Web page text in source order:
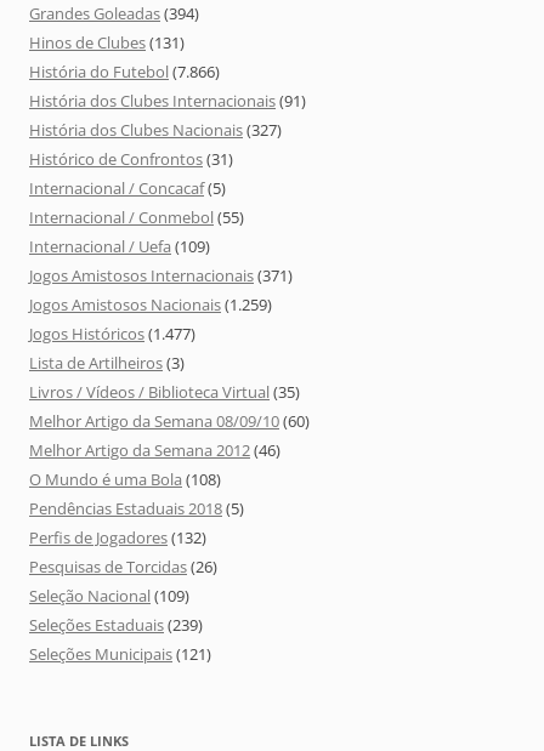
Grandes Goleadas(394)
Hinos de Clubes(131)
História do Futebol(7.866)
História dos Clubes Internacionais(91)
História dos Clubes Nacionais(327)
Histórico de Confrontos(31)
Internacional / Concacaf(5)
Internacional / Conmebol(55)
Internacional / Uefa (109)
Jogos Amistosos Internacionais(371)
Jogos Amistosos Nacionais(1.259)
Jogos Históricos(1.477)
Lista de Artilheiros(3)
Livros / Vídeos / Biblioteca Virtual(35)
Melhor Artigo da Semana 08/09/10(60)
Melhor Artigo da Semana 2012(46)
O Mundo é uma Bola (108)
Pendências Estaduais 2018(5)
Perfis de Jogadores(132)
Pesquisas de Torcidas(26)
Seleção Nacional(109)
Seleções Estaduais(239)
Seleções Municipais(121)
LISTA DE LINKS